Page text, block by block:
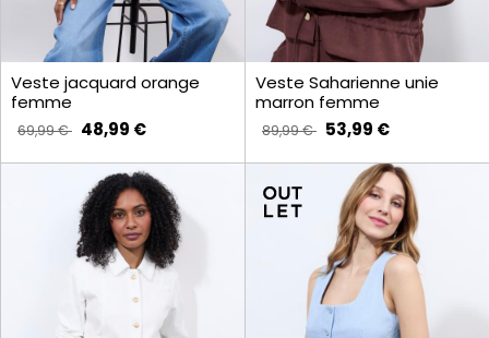
Veste jacquard orange
femme
69,99 € 48,99 €
Veste Saharienne unie
marron femme
89,99 € 53,99 €